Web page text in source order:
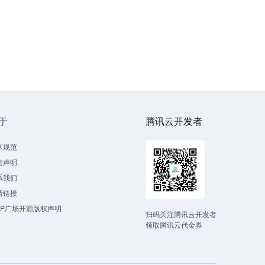
规范
声明
我们
链接
广场开源版权声明
腾讯云开发者
扫码关注腾讯云开发者
领取腾讯云代金券